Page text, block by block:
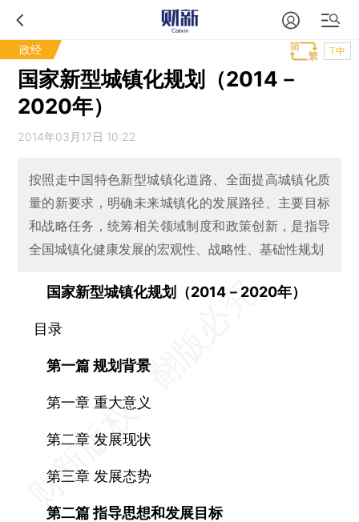
政经 T中
国家新型城镇化规划（2014－
2020年）
2014年03月17日 10:22
按照走中国特色新型城镇化道路、全面提高城镇化质
量的新要求，明确未来城镇化的发展路径、主要目标
和战略任务，统筹相关领域制度和政策创新，是指导
全国城镇化健康发展的宏观性、战略性、基础性规划
国家新型城镇化规划（2014－2020年）
目录
第一篇 规划背景
第一章 重大意义
第二章 发展现状
第三章 发展态势
第二篇 指导思想和发展目标